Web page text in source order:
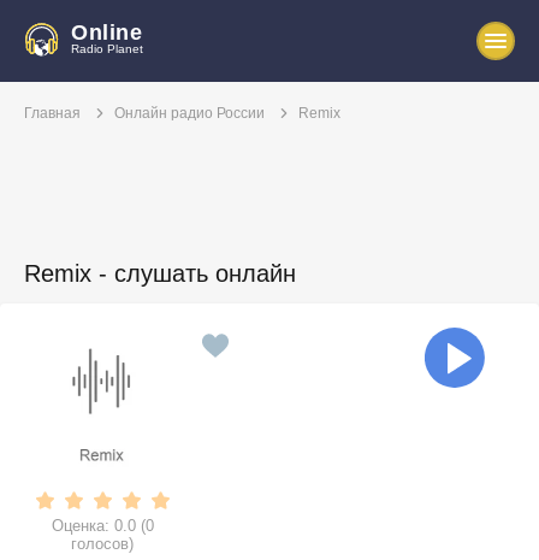
Online
Radio Planet
Главная Онлайн радио России Remix
Remix - слушать онлайн
Оценка: 0.0 (0
голосов)